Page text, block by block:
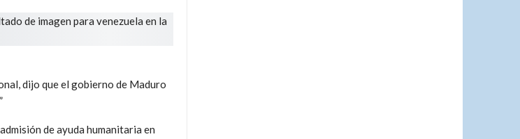
dijo que el gobierno de Maduro
de ayuda humanitaria en